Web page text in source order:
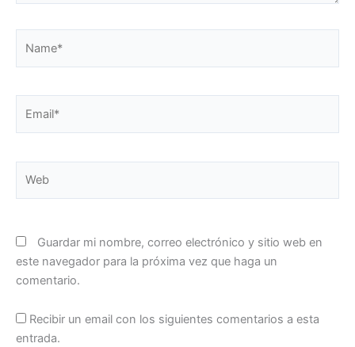
Guardar mi nombre, correo electrónico y sitio web en
este navegador para la próxima vez que haga un
comentario.
Recibir un email con los siguientes comentarios a esta
entrada.